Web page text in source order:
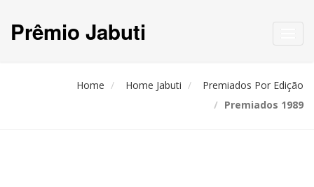
Prêmio Jabuti
Home Home Jabuti
Premiados Por Edição
Premiados 1989